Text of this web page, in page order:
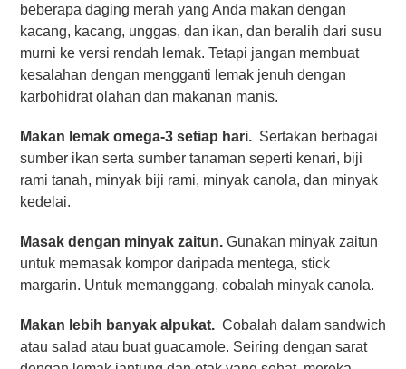
beberapa daging merah yang Anda makan dengan
kacang, kacang, unggas, dan ikan, dan beralih dari susu
murni ke versi rendah lemak. Tetapi jangan membuat
kesalahan dengan mengganti lemak jenuh dengan
karbohidrat olahan dan makanan manis.
Makan lemak omega-3 setiap hari. Sertakan berbagai
sumber ikan serta sumber tanaman seperti kenari, biji
rami tanah, minyak biji rami, minyak canola, dan minyak
kedelai.
Masak dengan minyak zaitun. Gunakan minyak zaitun
untuk memasak kompor daripada mentega, stick
margarin. Untuk memanggang, cobalah minyak canola.
Makan lebih banyak alpukat. Cobalah dalam sandwich
atau salad atau buat guacamole. Seiring dengan sarat